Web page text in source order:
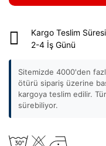
Kargo Teslim Süresi
2-4 İş Günü
Sitemizde 4000'den
ötürü sipariş üzerine
kargoya teslim edilir.
sürebiliyor.